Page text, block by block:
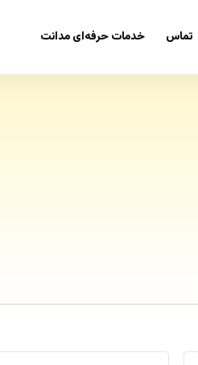
تماس خدمات حرفه‌ای مدانت